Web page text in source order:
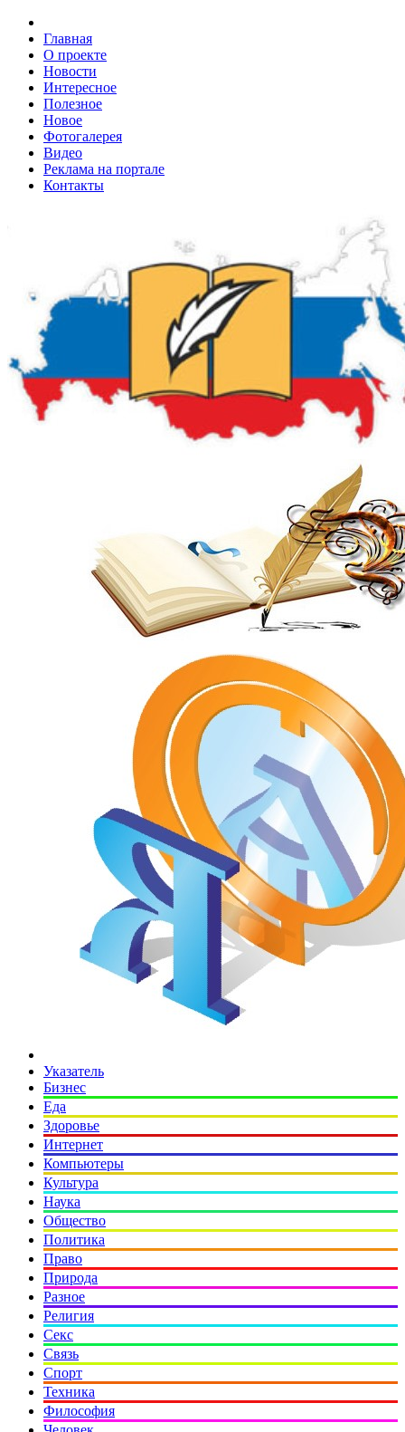
Главная
О проекте
Новости
Интересное
Полезное
Новое
Фотогалерея
Видео
Реклама на портале
Контакты
Указатель
Бизнес
Еда
Здоровье
Интернет
Компьютеры
Культура
Наука
Общество
Политика
Право
Природа
Разное
Религия
Секс
Связь
Спорт
Техника
Философия